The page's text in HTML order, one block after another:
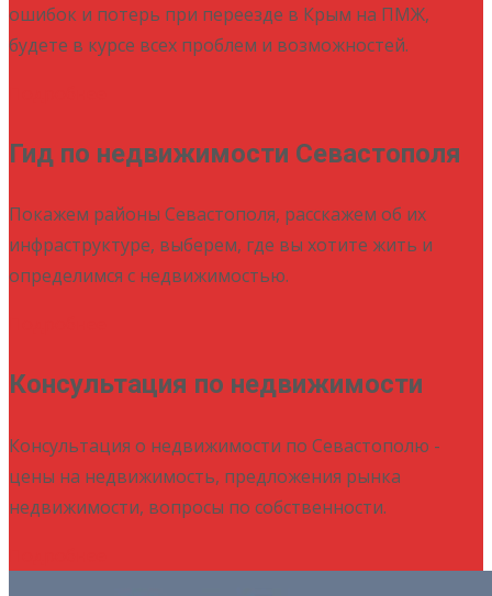
ошибок и потерь при переезде в Крым на ПМЖ,
будете в курсе всех проблем и возможностей.
Гид по недвижимости Севастополя
Покажем районы Севастополя, расскажем об их
инфраструктуре, выберем, где вы хотите жить и
определимся с недвижимостью.
Консультация по недвижимости
Консультация о недвижимости по Севастополю -
цены на недвижимость, предложения рынка
недвижимости, вопросы по собственности.